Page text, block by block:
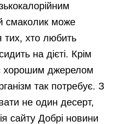
смаколик може
тих, хто любить
на дієті. Крім
хорошим джерелом
так потребує. З
не один десерт,
сайту Добрі новини